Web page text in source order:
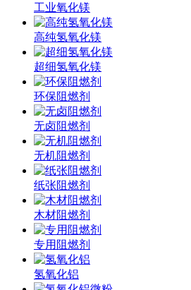
工业氧化镁
高纯氢氧化镁
超细氢氧化镁
环保阻燃剂
无卤阻燃剂
无机阻燃剂
纸张阻燃剂
木材阻燃剂
专用阻燃剂
氢氧化铝